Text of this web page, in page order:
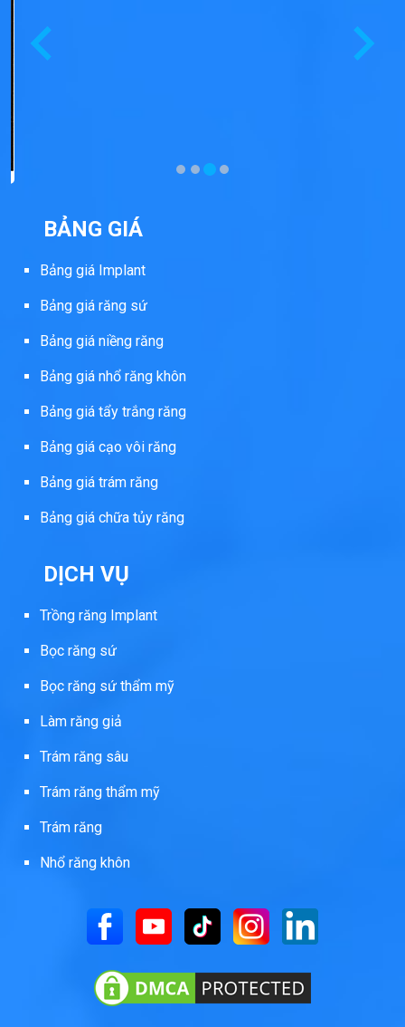
BẢNG GIÁ
Bảng giá Implant
Bảng giá răng sứ
Bảng giá niềng răng
Bảng giá nhổ răng khôn
Bảng giá tẩy trắng răng
Bảng giá cạo vôi răng
Bảng giá trám răng
Bảng giá chữa tủy răng
DỊCH VỤ
Trồng răng Implant
Bọc răng sứ
Bọc răng sứ thẩm mỹ
Làm răng giả
Trám răng sâu
Trám răng thẩm mỹ
Trám răng
Nhổ răng khôn